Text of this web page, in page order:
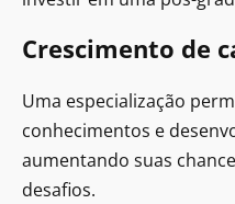
Crescimento de
Uma especialização
conhecimentos e
aumentando suas
desafios.